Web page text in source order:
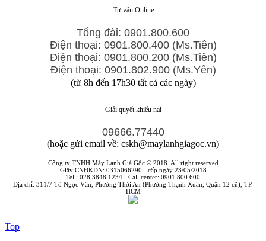
Tư vấn Online
Tổng đài: 0901.800.600
Điện thoại: 0901.800.400 (Ms.Tiên)
Điện thoại: 0901.800.200 (Ms.Tiên)
Điện thoại: 0901.802.900 (Ms.Yên)
(từ 8h đến 17h30 tất cả các ngày)
Giải quyết khiếu nại
09666.77440
(hoặc gửi email về: cskh@maylanhgiagoc.vn)
Công ty TNHH Máy Lạnh Giá Gốc © 2018. All right reserved
Giấy CNĐKDN: 0315066290 - cấp ngày 23/05/2018
Tell: 028 3848.1234 - Call center: 0901.800.600
Địa chỉ: 311/7 Tô Ngọc Vân, Phường Thới An (Phường Thạnh Xuân, Quận 12 cũ), TP.
HCM
Top